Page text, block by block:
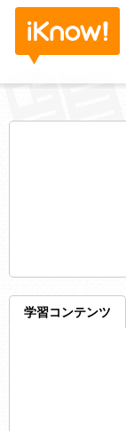
学習コンテンツ